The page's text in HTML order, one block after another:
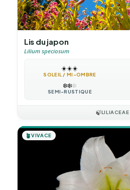
Lis du japon
Lilium speciosum
☀️☀️☀️
SOLEIL / MI-OMBRE
❄️❄️❄️
SEMI-RUSTIQUE
🍃LILIACEAE
🪴VIVACE